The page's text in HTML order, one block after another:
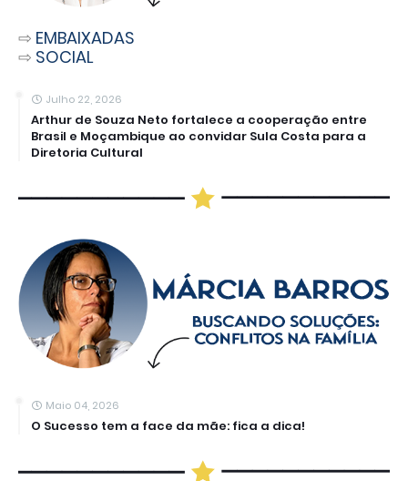
⇨ EMBAIXADAS
⇨ SOCIAL
Julho 22, 2026
Arthur de Souza Neto fortalece a cooperação entre
Brasil e Moçambique ao convidar Sula Costa para a
Diretoria Cultural
Maio 04, 2026
O Sucesso tem a face da mãe: fica a dica!